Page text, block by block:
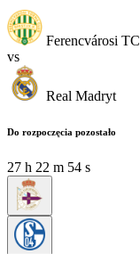
Ferencvárosi TC
vs
Real Madryt
Do rozpoczęcia pozostało
27 h 22 m 54 s